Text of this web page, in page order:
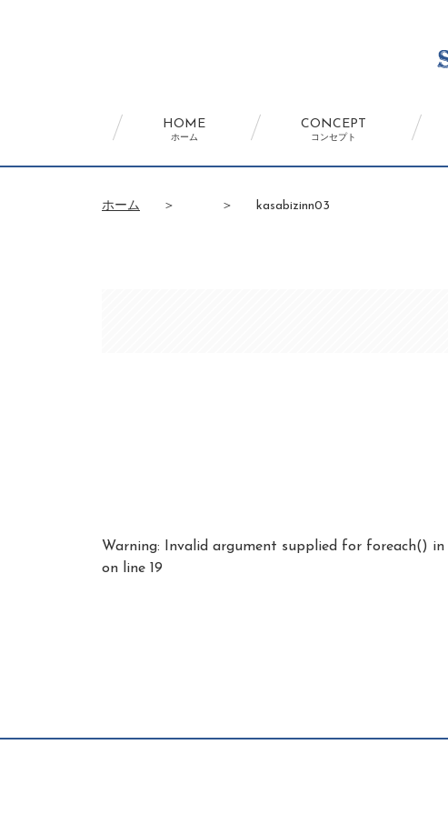
HOME
ホーム
CONCEPT
コンセプト
ホーム ＞ ＞ kasabizinn03
Warning: Invalid argument supplied for foreach() in
on line 19